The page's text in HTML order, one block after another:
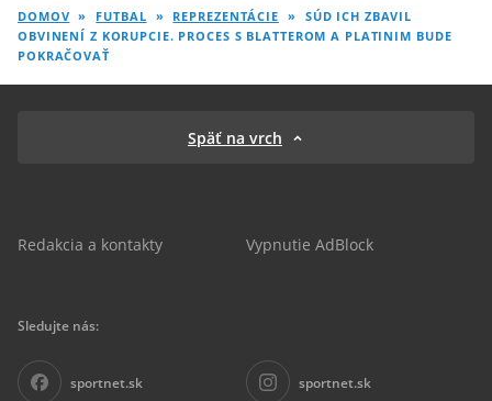
DOMOV » FUTBAL » REPREZENTÁCIE » SÚD ICH ZBAVIL
OBVINENÍ Z KORUPCIE. PROCES S BLATTEROM A PLATINIM BUDE
POKRAČOVAŤ
Späť na vrch
Redakcia a kontakty Vypnutie AdBlock
Sledujte nás:
sportnet.sk sportnet.sk